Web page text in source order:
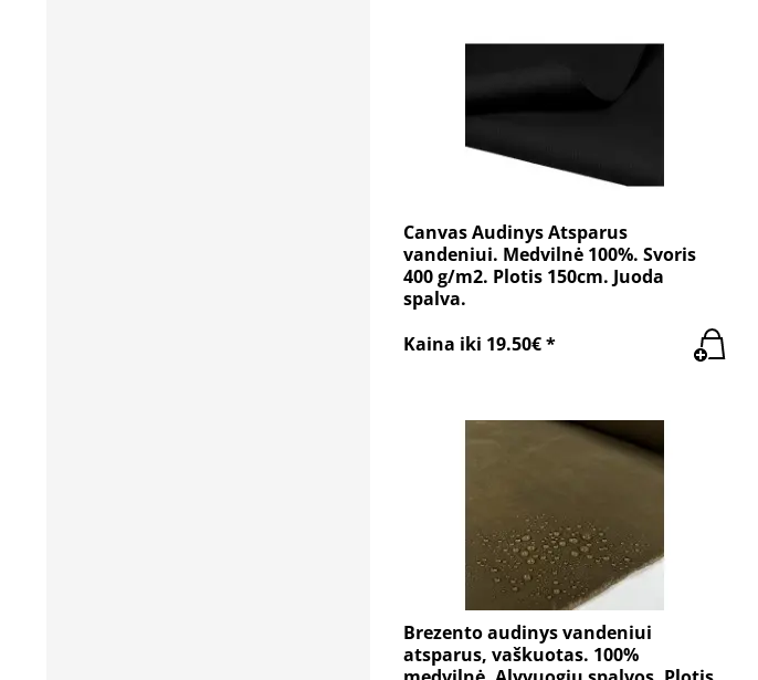
Canvas Audinys Atsparus
vandeniui. Medvilnė 100%. Svoris
400 g/m2. Plotis 150cm. Juoda
spalva.
Kaina iki 19.50€ *
Brezento audinys vandeniui
atsparus, vaškuotas. 100%